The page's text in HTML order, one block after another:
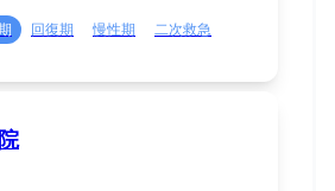
回復期 慢性期
二次救急